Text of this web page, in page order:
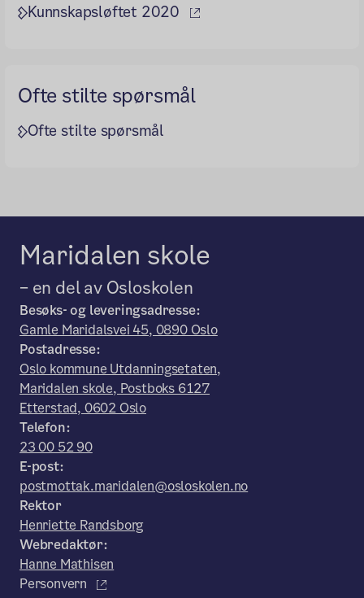
Kunnskapsløftet 2020 (ekstern lenke)
Ofte stilte spørsmål
Ofte stilte spørsmål
Maridalen skole
– en del av Osloskolen
Besøks- og leveringsadresse:
Gamle Maridalsvei 45, 0890 Oslo
Postadresse:
Oslo kommune Utdanningsetaten,
Maridalen skole, Postboks 6127
Etterstad, 0602 Oslo
Telefon:
23 00 52 90
E-post:
postmottak.maridalen@osloskolen.no
Rektor
Henriette Randsborg
Webredaktør:
Hanne Mathisen
Personvern